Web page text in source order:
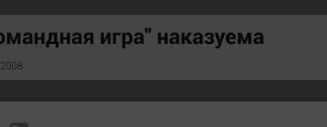
Челябинск космический
Другие рубрики
English version
Online-консультация
Вкусное
Гороскоп
ЖКХ
Интервью
игра" наказуема